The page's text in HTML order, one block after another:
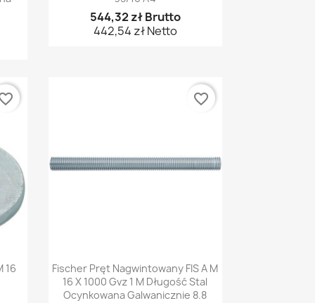
544,32 zł Brutto
442,54 zł Netto
16
Szybki podgląd
Fischer Pręt Nagwintowany FIS A M
16 X 1000 Gvz 1 M Długość Stal
Ocynkowana Galwanicznie 8.8
favorite_border